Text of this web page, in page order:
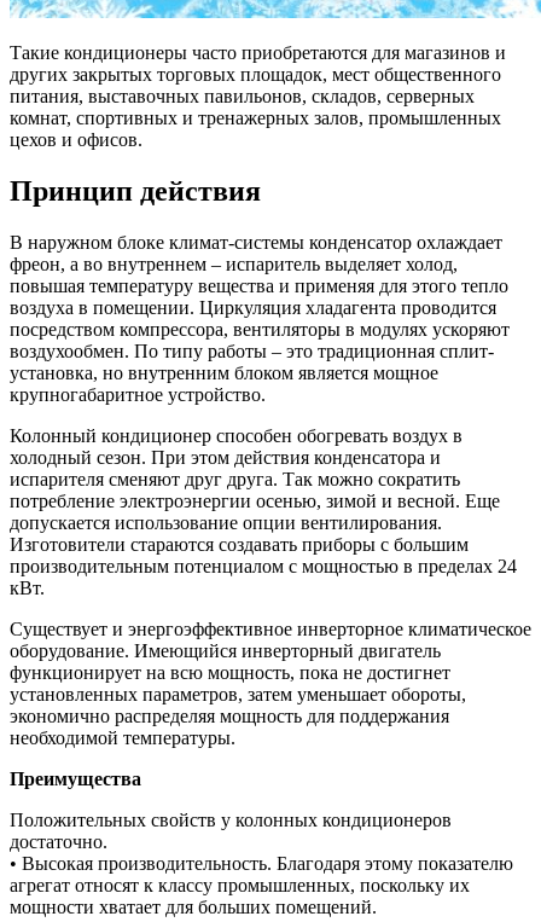
Такие кондиционеры часто приобретаются для магазинов и
других закрытых торговых площадок, мест общественного
питания, выставочных павильонов, складов, серверных
комнат, спортивных и тренажерных залов, промышленных
цехов и офисов.
Принцип действия
В наружном блоке климат-системы конденсатор охлаждает
фреон, а во внутреннем – испаритель выделяет холод,
повышая температуру вещества и применяя для этого тепло
воздуха в помещении. Циркуляция хладагента проводится
посредством компрессора, вентиляторы в модулях ускоряют
воздухообмен. По типу работы – это традиционная сплит-
установка, но внутренним блоком является мощное
крупногабаритное устройство.
Колонный кондиционер способен обогревать воздух в
холодный сезон. При этом действия конденсатора и
испарителя сменяют друг друга. Так можно сократить
потребление электроэнергии осенью, зимой и весной. Еще
допускается использование опции вентилирования.
Изготовители стараются создавать приборы с большим
производительным потенциалом с мощностью в пределах 24
кВт.
Существует и энергоэффективное инверторное климатическое
оборудование. Имеющийся инверторный двигатель
функционирует на всю мощность, пока не достигнет
установленных параметров, затем уменьшает обороты,
экономично распределяя мощность для поддержания
необходимой температуры.
Преимущества
Положительных свойств у колонных кондиционеров
достаточно.
• Высокая производительность. Благодаря этому показателю
агрегат относят к классу промышленных, поскольку их
мощности хватает для больших помещений.